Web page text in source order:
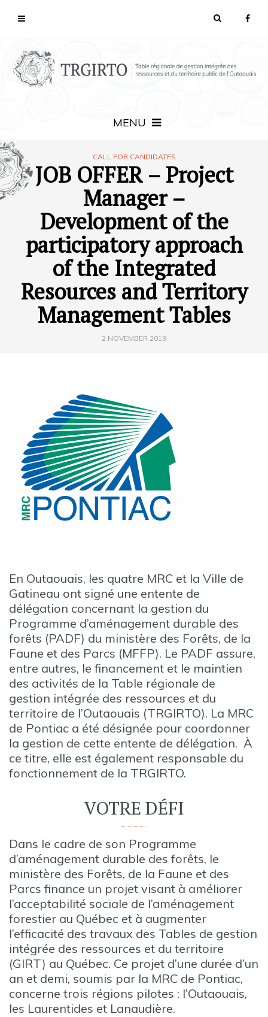
MENU
CALL FOR CANDIDATES
JOB OFFER – Project
Manager –
Development of the
participatory approach
of the Integrated
Resources and Territory
Management Tables
2 NOVEMBER 2019
En Outaouais, les quatre MRC et la Ville de
Gatineau ont signé une entente de
délégation concernant la gestion du
Programme d’aménagement durable des
forêts (PADF) du ministère des Forêts, de la
Faune et des Parcs (MFFP). Le PADF assure,
entre autres, le financement et le maintien
des activités de la Table régionale de
gestion intégrée des ressources et du
territoire de l’Outaouais (TRGIRTO). La MRC
de Pontiac a été désignée pour coordonner
la gestion de cette entente de délégation. À
ce titre, elle est également responsable du
fonctionnement de la TRGIRTO.
VOTRE DÉFI
Dans le cadre de son Programme
d’aménagement durable des forêts, le
ministère des Forêts, de la Faune et des
Parcs finance un projet visant à améliorer
l’acceptabilité sociale de l’aménagement
forestier au Québec et à augmenter
l’efficacité des travaux des Tables de gestion
intégrée des ressources et du territoire
(GIRT) au Québec. Ce projet d’une durée d’un
an et demi, soumis par la MRC de Pontiac,
concerne trois régions pilotes : l’Outaouais,
les Laurentides et Lanaudière.